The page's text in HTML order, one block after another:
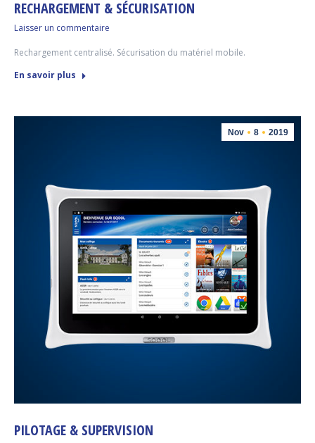
RECHARGEMENT & SÉCURISATION
Laisser un commentaire
Rechargement centralisé. Sécurisation du matériel mobile.
En savoir plus
Nov 8 2019
PILOTAGE & SUPERVISION